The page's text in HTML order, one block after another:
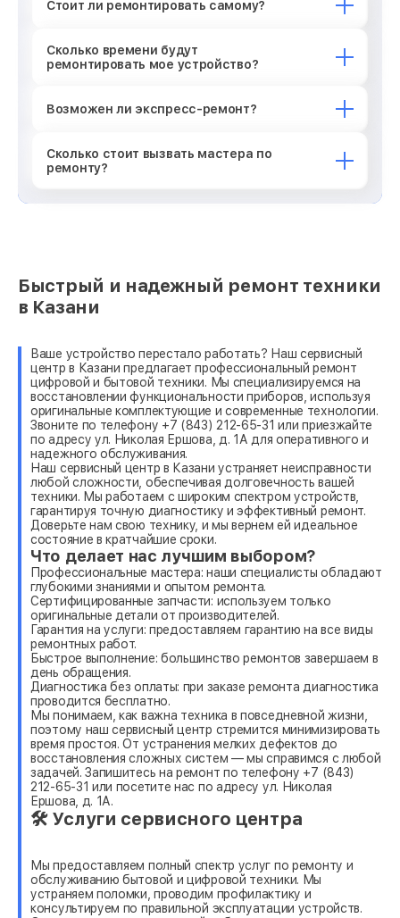
Стоит ли ремонтировать самому?
Сколько времени будут
ремонтировать мое устройство?
Возможен ли экспресс-ремонт?
Сколько стоит вызвать мастера по
ремонту?
Быстрый и надежный ремонт техники
в Казани
Ваше устройство перестало работать? Наш сервисный
центр в Казани предлагает профессиональный ремонт
цифровой и бытовой техники. Мы специализируемся на
восстановлении функциональности приборов, используя
оригинальные комплектующие и современные технологии.
Звоните по телефону +7 (843) 212-65-31 или приезжайте
по адресу ул. Николая Ершова, д. 1А для оперативного и
надежного обслуживания.
Наш сервисный центр в Казани устраняет неисправности
любой сложности, обеспечивая долговечность вашей
техники. Мы работаем с широким спектром устройств,
гарантируя точную диагностику и эффективный ремонт.
Доверьте нам свою технику, и мы вернем ей идеальное
состояние в кратчайшие сроки.
Что делает нас лучшим выбором?
Профессиональные мастера: наши специалисты обладают
глубокими знаниями и опытом ремонта.
Сертифицированные запчасти: используем только
оригинальные детали от производителей.
Гарантия на услуги: предоставляем гарантию на все виды
ремонтных работ.
Быстрое выполнение: большинство ремонтов завершаем в
день обращения.
Диагностика без оплаты: при заказе ремонта диагностика
проводится бесплатно.
Мы понимаем, как важна техника в повседневной жизни,
поэтому наш сервисный центр стремится минимизировать
время простоя. От устранения мелких дефектов до
восстановления сложных систем — мы справимся с любой
задачей. Запишитесь на ремонт по телефону +7 (843)
212-65-31 или посетите нас по адресу ул. Николая
Ершова, д. 1А.
🛠 Услуги сервисного центра
Мы предоставляем полный спектр услуг по ремонту и
обслуживанию бытовой и цифровой техники. Мы
устраняем поломки, проводим профилактику и
консультируем по правильной эксплуатации устройств.